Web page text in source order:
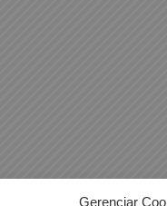
Gerenciar